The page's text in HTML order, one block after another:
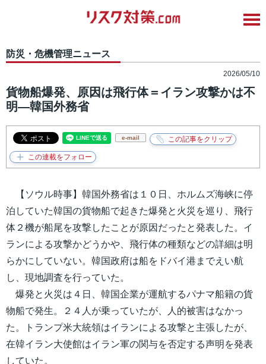
防災・危機管理ニュース
2026/05/10
貨物船爆発、原因は飛行体＝イラン攻撃かは不
明―韓国外務省
e-mail
【ソウル時事】韓国外務省は１０日、ホルムズ海峡に停
泊していた韓国の貨物船で起きた爆発と火災を巡り、飛行
体２機が船尾を攻撃したことが原因だったと発表した。イ
ランによる攻撃かどうかや、飛行体の種類などの詳細は明
らかにしていない。韓国政府は船をドバイ港までえい航
し、現地調査を行っていた。
爆発と火災は４日、韓国企業が運航するパナマ船籍の貨
物船で発生。２４人が乗っていたが、人的被害はなかっ
た。トランプ米大統領はイランによる攻撃と主張したが、
在韓イラン大使館はイラン軍の関与を否定する声明を発表
していた。